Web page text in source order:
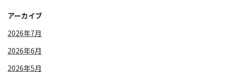
アーカイブ
2026年7月
2026年6月
2026年5月